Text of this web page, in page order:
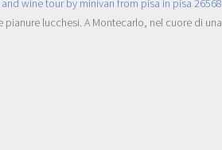
lucchesi. A Montecarlo, nel cuore di una